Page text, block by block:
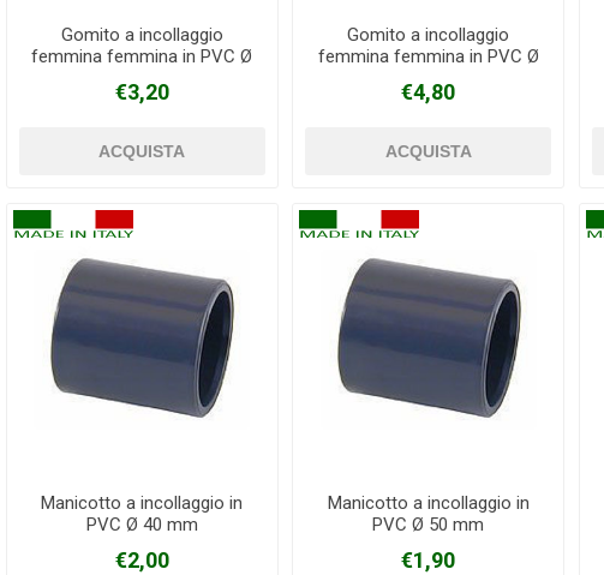
Gomito a incollaggio
femmina femmina in PVC Ø
€3,20
Gomito a incollaggio
femmina femmina in PVC Ø
€4,80
Manicotto a incollaggio in
PVC Ø 40 mm
€2,00
Manicotto a incollaggio in
PVC Ø 50 mm
€1,90